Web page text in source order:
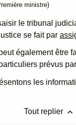
ministre)
le tribunal
se fait par
également être
prévus
les
Tout replier keyboard_arrow_up